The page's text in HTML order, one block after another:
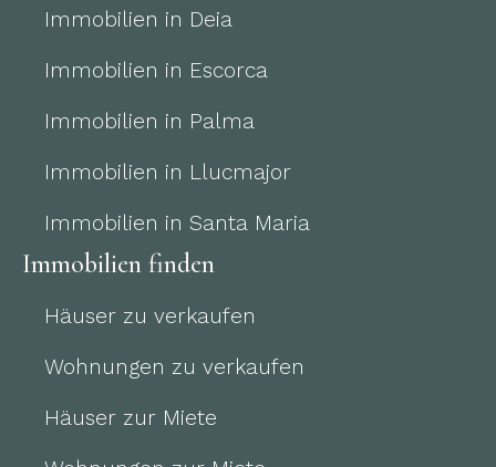
Immobilien in Deia
Immobilien in Escorca
Immobilien in Palma
Immobilien in Llucmajor
Immobilien in Santa Maria
Immobilien finden
Häuser zu verkaufen
Wohnungen zu verkaufen
Häuser zur Miete